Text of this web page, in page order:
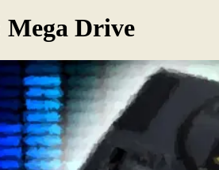
Mega Drive